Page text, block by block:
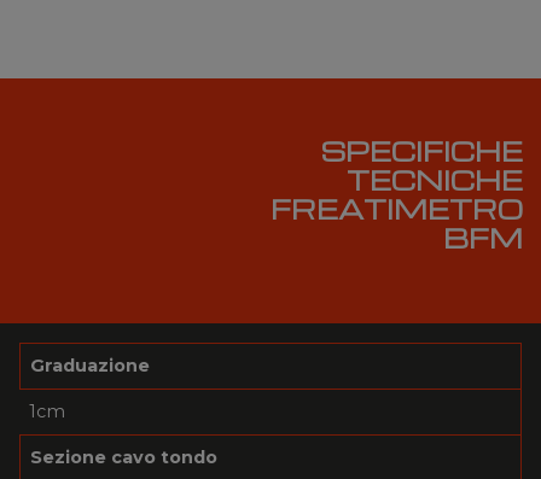
SPECIFICHE
TECNICHE
FREATIMETRO
BFM
Graduazione
1cm
Sezione cavo tondo